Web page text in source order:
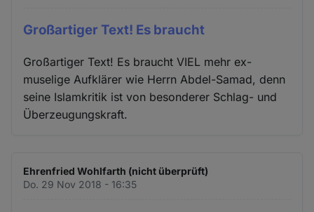
Großartiger Text! Es braucht
Großartiger Text! Es braucht VIEL mehr ex-
muselige Aufklärer wie Herrn Abdel-Samad, denn
seine Islamkritik ist von besonderer Schlag- und
Überzeugungskraft.
Ehrenfried Wohlfarth (nicht überprüft)
Do. 29 Nov 2018 - 16:35